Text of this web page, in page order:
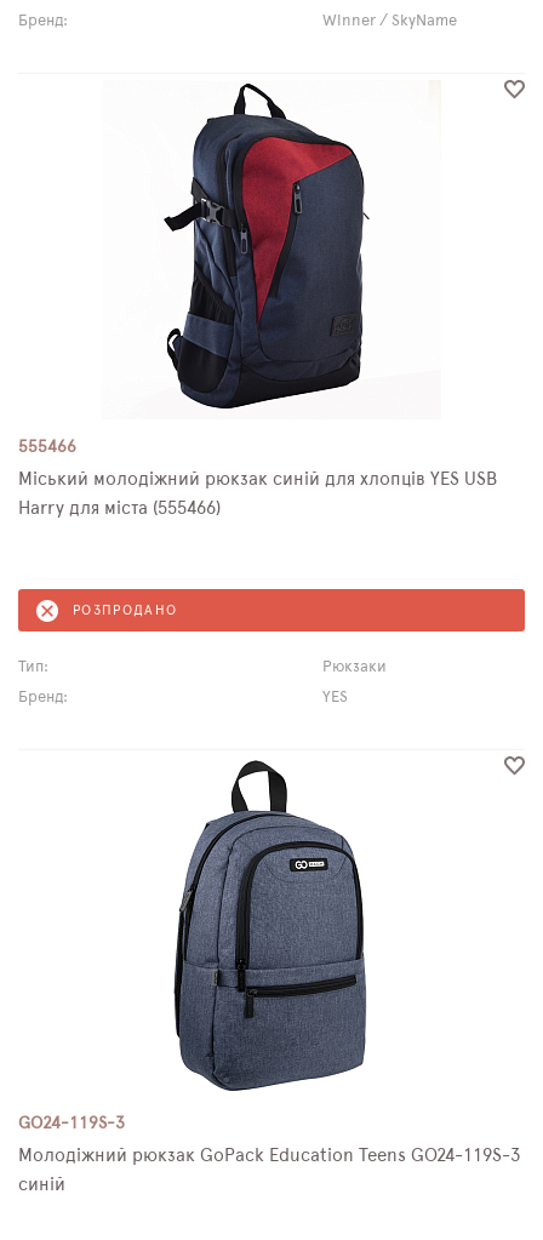
Бренд:
Winner / SkyName
555466
Міський молодіжний рюкзак синій для хлопців YES USB
Harry для міста (555466)
РОЗПРОДАНО
Тип:
Рюкзаки
Бренд:
YES
GO24-119S-3
Молодіжний рюкзак GoPack Education Teens GO24-119S-3
синій